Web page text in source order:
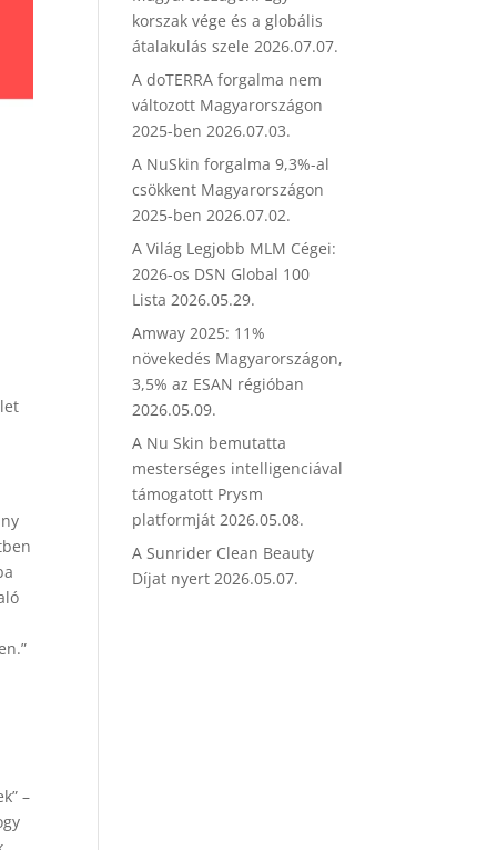
–
korszak vége és a globális
átalakulás szele 2026.07.07.
A doTERRA forgalma nem
változott Magyarországon
2025-ben 2026.07.03.
A NuSkin forgalma 9,3%-al
csökkent Magyarországon
2025-ben 2026.07.02.
A Világ Legjobb MLM Cégei:
2026-os DSN Global 100
Lista 2026.05.29.
Amway 2025: 11%
növekedés Magyarországon,
3,5% az ESAN régióban
2026.05.09.
A Nu Skin bemutatta
mesterséges intelligenciával
támogatott Prysm
platformját 2026.05.08.
A Sunrider Clean Beauty
Díjat nyert 2026.05.07.